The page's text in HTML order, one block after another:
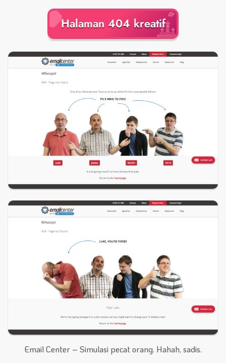
Halaman 404 kreatif
Email Center – Simulasi pecat orang. Hahah, sadis.